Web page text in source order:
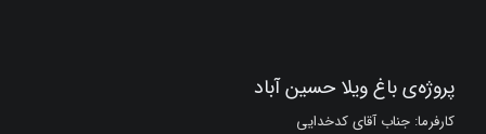
پروژه‌ی باغ ویلا حسین‌ آباد
کارفرما: جناب آقای کدخدایی